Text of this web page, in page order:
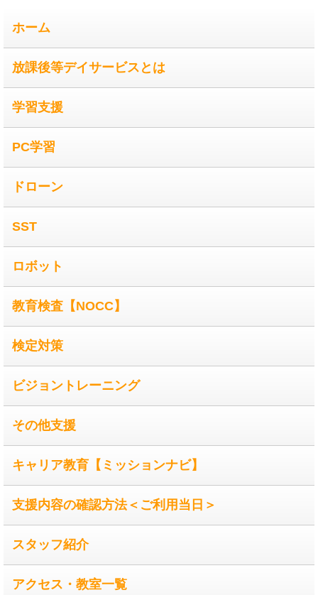
ホーム
放課後等デイサービスとは
学習支援
PC学習
ドローン
SST
ロボット
教育検査【NOCC】
検定対策
ビジョントレーニング
その他支援
キャリア教育【ミッションナビ】
支援内容の確認方法＜ご利用当日＞
スタッフ紹介
アクセス・教室一覧